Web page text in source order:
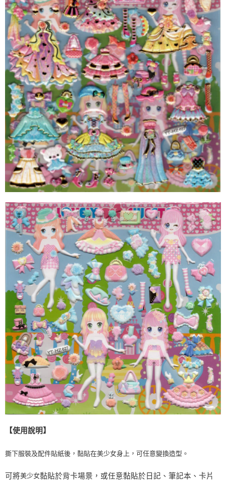
【使用說明】
撕下服裝及配件貼紙後，黏貼在美少女身上，可任意變換造型。
可將美少女黏貼於背卡場景，或任意黏貼於日記、筆記本、卡片